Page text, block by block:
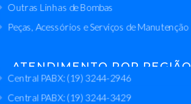
Outras Linhas de Bombas
Peças, Acessórios e Serviços de Manutenção
ATENDIMENTO POR REGIÃO
Central PABX: (19) 3244-2946
Central PABX: (19) 3244-3429